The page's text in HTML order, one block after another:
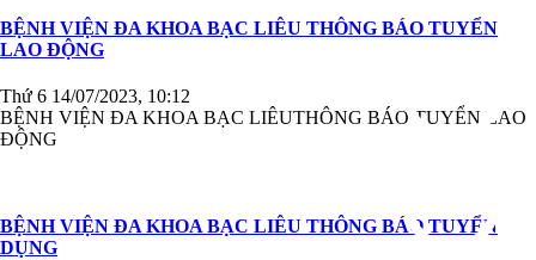
BỆNH VIỆN ĐA KHOA BẠC LIÊU THÔNG BÁO TUYỂN
LAO ĐỘNG
Thứ 6 14/07/2023, 10:12
BỆNH VIỆN ĐA KHOA BẠC LIÊUTHÔNG BÁO TUYỂN LAO
ĐỘNG
BỆNH VIỆN ĐA KHOA BẠC LIÊU THÔNG BÁO TUYỂN
DỤNG